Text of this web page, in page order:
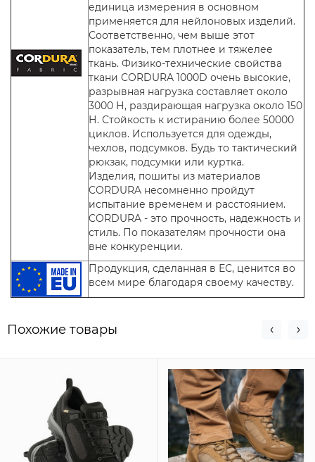
единица измерения в основном
применяется для нейлоновых изделий.
Соответственно, чем выше этот
показатель, тем плотнее и тяжелее
ткань. Физико-технические свойства
ткани CORDURA 1000D очень высокие,
разрывная нагрузка составляет около
3000 Н, раздирающая нагрузка около 150
Н. Стойкость к истиранию более 50000
циклов. Используется для одежды,
чехлов, подсумков. Будь то тактический
рюкзак, подсумки или куртка.
Изделия, пошиты из материалов
CORDURA несомненно пройдут
испытание временем и расстоянием.
CORDURA - это прочность, надежность и
стиль. По показателям прочности она
вне конкуренции.
Продукция, сделанная в ЕС, ценится во
всем мире благодаря своему качеству.
Похожие товары